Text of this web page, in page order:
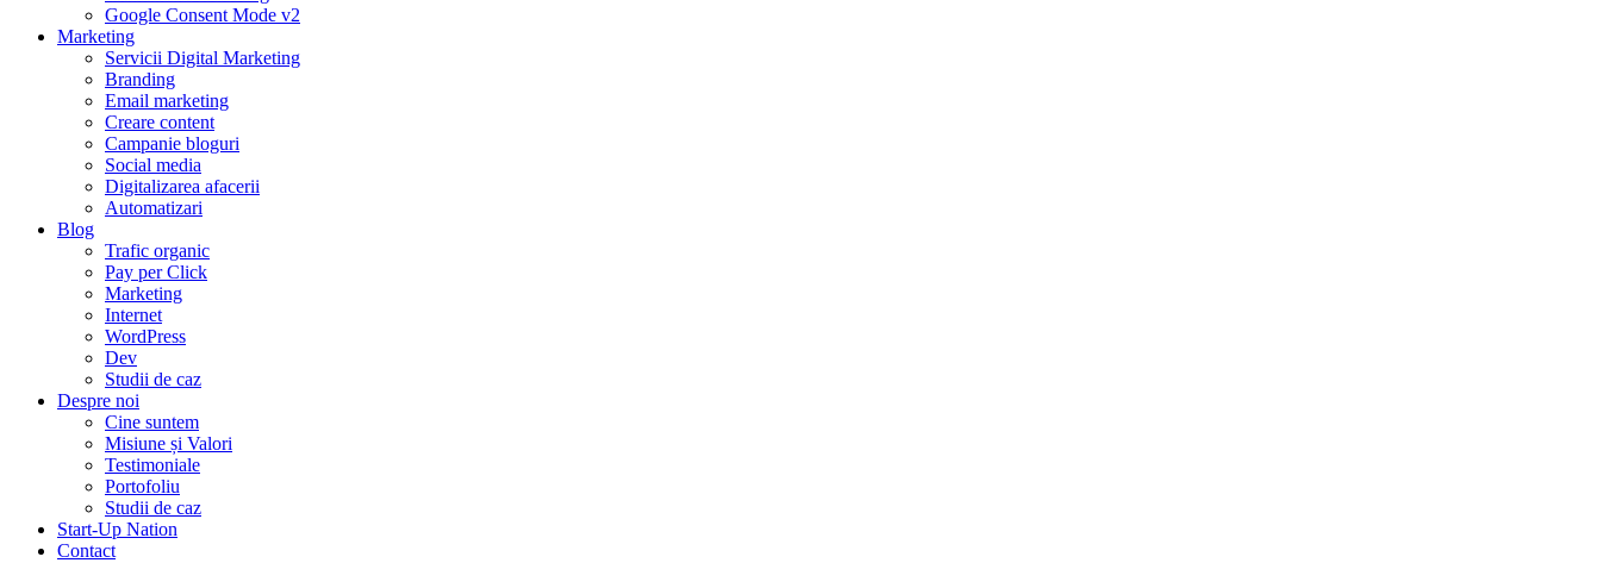
Google Consent Mode v2
Marketing
Servicii Digital Marketing
Branding
Email marketing
Creare content
Campanie bloguri
Social media
Digitalizarea afacerii
Automatizari
Blog
Trafic organic
Pay per Click
Marketing
Internet
WordPress
Dev
Studii de caz
Despre noi
Cine suntem
Misiune și Valori
Testimoniale
Portofoliu
Studii de caz
Start-Up Nation
Contact